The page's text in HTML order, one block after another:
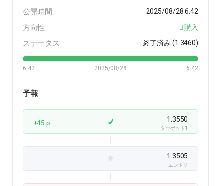
公開時間 2025/08/28 6:42
方向性 購入
ステータス 終了済み (1.3460)
6:42 6:42
2025/08/28
予報
+45 p 1.3550
ターゲット1
1.3505
エントリ